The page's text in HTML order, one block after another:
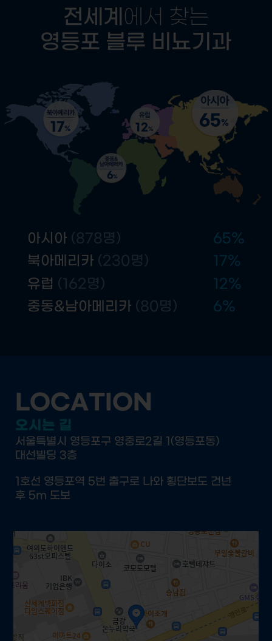
전세계 에서 찾는
영등포 블루 비뇨기과
65%
12%
17%
6%
아시아 (878명)
북아메리카 (230명)
유럽 (162명)
중동&남아메리카 (80명)
65%
17%
12%
6%
LOCATION
오시는 길
서울특별시 영등포구 영중로2길 1(영등포동)
대선빌딩 3층
1호선 영등포역 5번 출구로 나와 횡단보도 건넌
후 5m 도보